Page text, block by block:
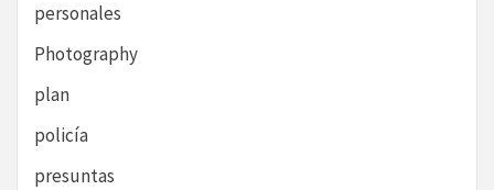
personales
Photography
plan
policía
presuntas